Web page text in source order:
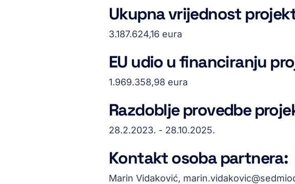
Ukupna vrijednost
3.187.624,16 eura
EU udio u financiranju
1.969.358,98 eura
Razdoblje provedbe
28.2.2023. - 28.10.2025.
Kontakt osoba partnera:
Marin Vidaković,